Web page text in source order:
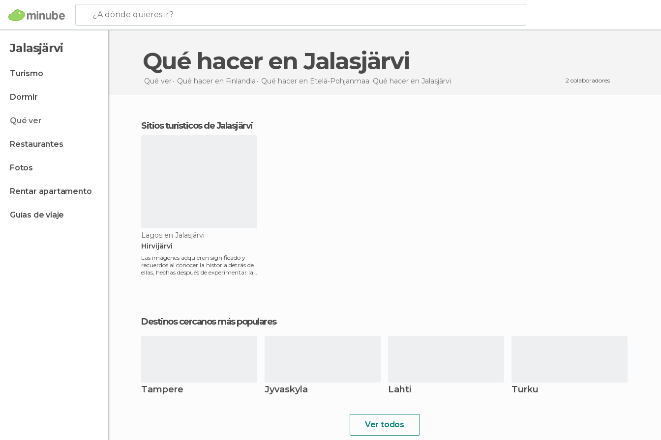
¿A dónde quieres ir?
Jalasjärvi
turismo
dormir
qué ver
restaurantes
fotos
rentar apartamento
guías de viaje
Qué hacer en Jalasjärvi
Qué ver Qué hacer en Finlandia Qué hacer en Etelä-Pohjanmaa Qué hacer en Jalasjärvi 2 colaboradores
Sitios turísticos de Jalasjärvi
Lagos en Jalasjärvi
Hirvijärvi
Las imágenes adquieren significado y
recuerdos al conocer la historia detrás de
ellas, hechas después de experimentar la
Destinos cercanos más populares
Tampere Jyvaskyla Lahti Turku
Ver todos